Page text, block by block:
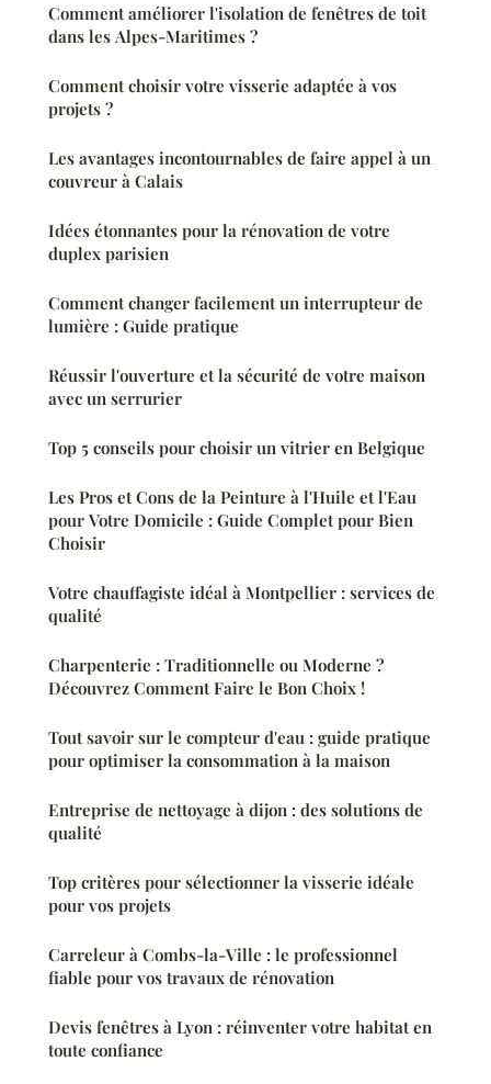
Comment améliorer l'isolation de fenêtres de toit
dans les Alpes-Maritimes ?
Comment choisir votre visserie adaptée à vos
projets ?
Les avantages incontournables de faire appel à un
couvreur à Calais
Idées étonnantes pour la rénovation de votre
duplex parisien
Comment changer facilement un interrupteur de
lumière : Guide pratique
Réussir l'ouverture et la sécurité de votre maison
avec un serrurier
Top 5 conseils pour choisir un vitrier en Belgique
Les Pros et Cons de la Peinture à l'Huile et l'Eau
pour Votre Domicile : Guide Complet pour Bien
Choisir
Votre chauffagiste idéal à Montpellier : services de
qualité
Charpenterie : Traditionnelle ou Moderne ?
Découvrez Comment Faire le Bon Choix !
Tout savoir sur le compteur d'eau : guide pratique
pour optimiser la consommation à la maison
Entreprise de nettoyage à dijon : des solutions de
qualité
Top critères pour sélectionner la visserie idéale
pour vos projets
Carreleur à Combs-la-Ville : le professionnel
fiable pour vos travaux de rénovation
Devis fenêtres à Lyon : réinventer votre habitat en
toute confiance